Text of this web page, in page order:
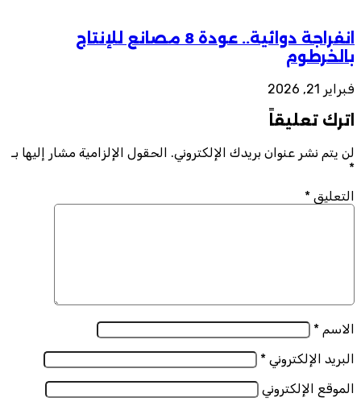
انفراجة دوائية.. عودة 8 مصانع للإنتاج
بالخرطوم
فبراير 21, 2026
اترك تعليقاً
لن يتم نشر عنوان بريدك الإلكتروني. الحقول الإلزامية مشار إليها بـ
*
التعليق *
الاسم *
البريد الإلكتروني *
الموقع الإلكتروني